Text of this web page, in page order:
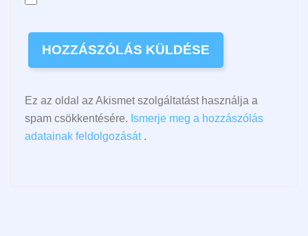
Ez az oldal az Akismet szolgáltatást használja a
spam csökkentésére. Ismerje meg a hozzászólás
adatainak feldolgozását.